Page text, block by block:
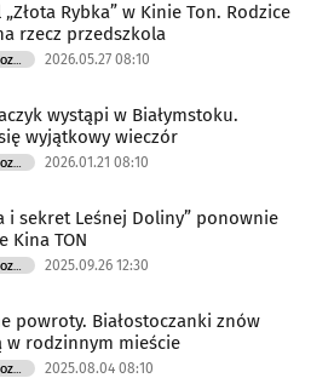
Rybka” w Kinie Ton. Rodzice
rzecz przedszkola
KULTURA I ROZRYWKA 2026.05.27 08:10
wystąpi w Białymstoku.
wyjątkowy wieczór
KULTURA I ROZRYWKA 2026.01.21 08:10
i sekret Leśnej Doliny” ponownie
Kina TON
KULTURA I ROZRYWKA 2025.09.26 12:30
powroty. Białostoczanki znów
w rodzinnym mieście
KULTURA I ROZRYWKA 2025.08.04 08:10